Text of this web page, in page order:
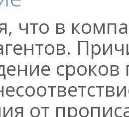
что в
сроков
от